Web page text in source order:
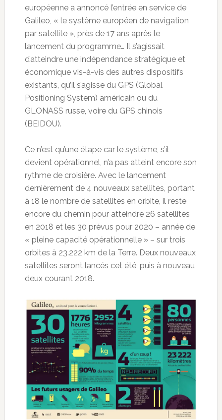
européenne a annoncé l’entrée en service de
Galileo, « le système européen de navigation
par satellite », près de 17 ans après le
lancement du programme… Il s’agissait
d’atteindre une indépendance stratégique et
économique vis-à-vis des autres dispositifs
existants, qu’il s’agisse du GPS (Global
Positioning System) américain ou du
GLONASS russe, voire du GPS chinois
(BEIDOU).
Ce n’est qu’une étape car le système, s’il
devient opérationnel, n’a pas atteint encore son
rythme de croisière. Avec le lancement
dernièrement de 4 nouveaux satellites, portant
à 18 le nombre de satellites en orbite, il reste
encore du chemin pour atteindre 26 satellites
en 2018 et les 30 prévus pour 2020 – année de
« pleine capacité opérationnelle » – sur trois
orbites à 23.222 km de la Terre. Deux nouveaux
satellites seront lancés cet été, puis à nouveau
deux courant 2018.